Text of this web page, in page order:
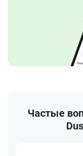
Частые